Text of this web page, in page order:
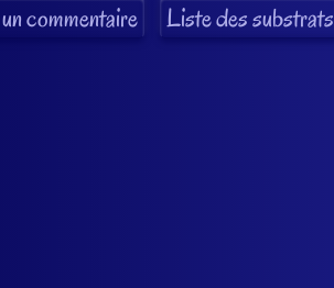
Liste des substrats